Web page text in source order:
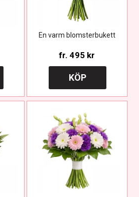
En varm blomsterbukett
fr. 495 kr
KÖP